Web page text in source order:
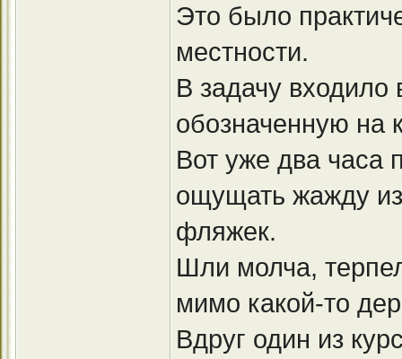
Это было
местности.
В задачу входило
обозначенную на
Вот уже два часа
ощущать жажду
фляжек.
Шли молча,
мимо какой-то
Вдруг один из